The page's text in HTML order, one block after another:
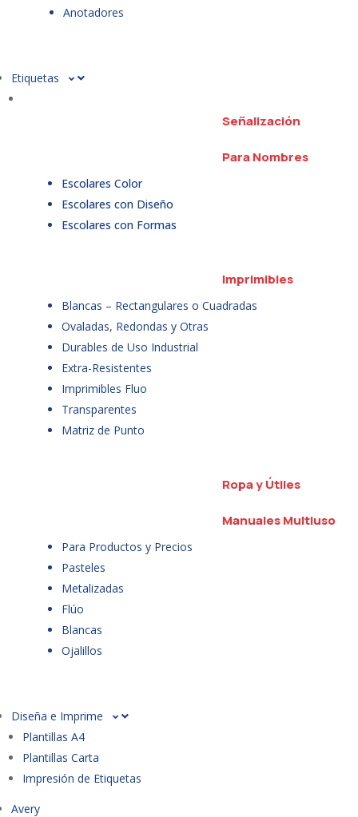
Anotadores
Etiquetas
Señalización
Para Nombres
Escolares Color
Escolares con Diseño
Escolares con Formas
Imprimibles
Blancas – Rectangulares o Cuadradas
Ovaladas, Redondas y Otras
Durables de Uso Industrial
Extra-Resistentes
Imprimibles Fluo
Transparentes
Matriz de Punto
Ropa y Útiles
Manuales Multiuso
Para Productos y Precios
Pasteles
Metalizadas
Flúo
Blancas
Ojalillos
Diseña e Imprime
Plantillas A4
Plantillas Carta
Impresión de Etiquetas
Avery